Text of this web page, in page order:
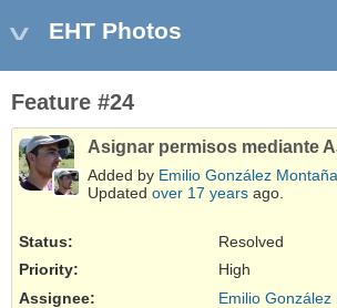
EHT Photos
Feature #24
Asignar permisos mediante
Added by Emilio González Montaña
Updated over 17 years ago.
Status:
Resolved
Priority:
High
Assignee:
Emilio González